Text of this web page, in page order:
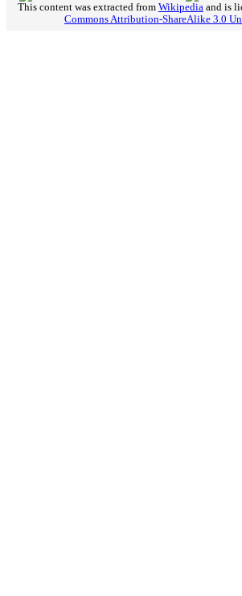
This content was extracted from Wikipedia and is
Commons Attribution-ShareAlike 3.0